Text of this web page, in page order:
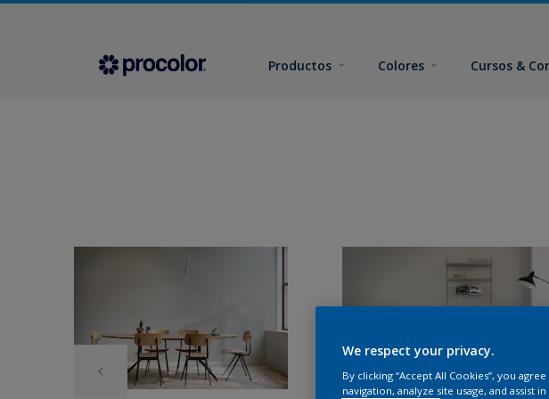
Productos Colores Cursos &
We respect your privacy.
By clicking “Accept All Cookies”, you
navigation, analyze site usage, and assist